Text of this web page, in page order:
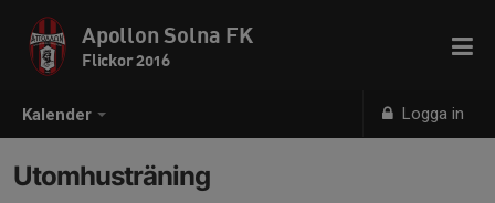
Kalender Logga in
Apollon Solna FK
Flickor 2016
Utomhusträning